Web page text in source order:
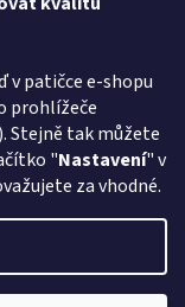
v patičce e-shopu
prohlížeče
Stejně tak můžete
"Nastavení" v
za vhodné.
vyhrazena.Upravit